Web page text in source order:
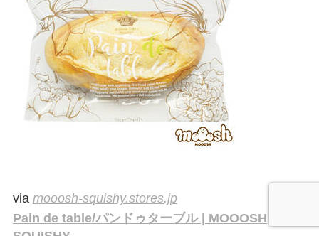
via mooosh-squishy.stores.jp
Pain de table/パンドゥターブル | MOOOSH